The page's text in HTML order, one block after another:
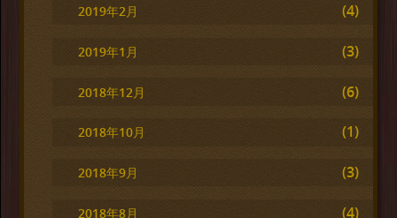
2019年2月 (4)
2019年1月 (3)
2018年12月 (6)
2018年10月 (1)
2018年9月 (3)
2018年8月 (4)